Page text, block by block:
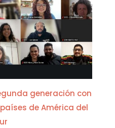
generación con
de América del